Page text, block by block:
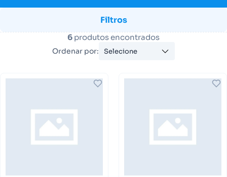
Filtros
6 produtos encontrados
Ordenar por: Selecione